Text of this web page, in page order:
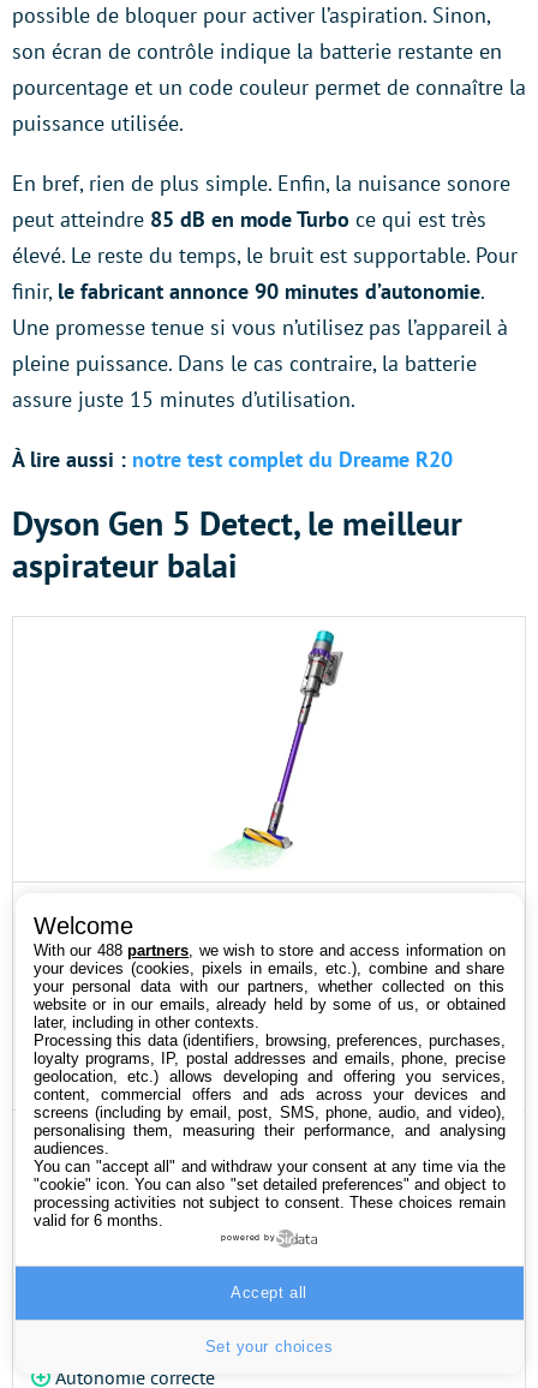
possible de bloquer pour activer l’aspiration. Sinon,
son écran de contrôle indique la batterie restante en
pourcentage et un code couleur permet de connaître la
puissance utilisée.
En bref, rien de plus simple. Enfin, la nuisance sonore
peut atteindre 85 dB en mode Turbo ce qui est très
élevé. Le reste du temps, le bruit est supportable. Pour
finir, le fabricant annonce 90 minutes d’autonomie.
Une promesse tenue si vous n’utilisez pas l’appareil à
pleine puissance. Dans le cas contraire, la batterie
assure juste 15 minutes d’utilisation.
À lire aussi : notre test complet du Dreame R20
Dyson Gen 5 Detect, le meilleur
aspirateur balai
Dyson Gen 5 Detect
Le meilleur aspirateur balai
805.80€ VOIR L’OFFRE
ON AIME
Bonne prise en
main
Autonomie correcte
ON N’AIME PAS
Tarif très élevé
Un peu lourd
Welcome
With our 488partners , we wish to store and access information on
your devices (cookies, pixels in emails, etc.), combine and share
your personal data with our partners, whether collected on this
website or in our emails, already held by some of us, or obtained
later, including in other contexts.
Processing this data (identifiers, browsing, preferences, purchases,
loyalty programs, IP, postal addresses and emails, phone, precise
geolocation, etc.) allows developing and offering you services,
content, commercial offers and ads across your devices and
screens (including by email, post, SMS, phone, audio, and video),
personalising them, measuring their performance, and analysing
audiences.
You can "accept all" and withdraw your consent at any time via the
"cookie" icon. You can also "set detailed preferences" and object to
processing activities not subject to consent. These choices remain
valid for 6 months.
powered by
Set your choices
Accept all